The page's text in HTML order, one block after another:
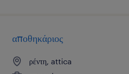
αποθηκάριος
ρέντη, attica